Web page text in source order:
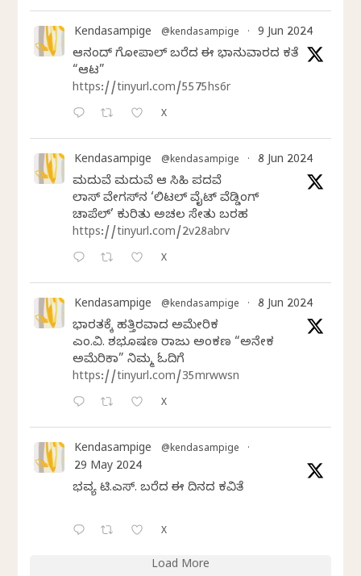
Kendasampige @kendasampige · 9 Jun 2024
ಆನಂದ್‌ ಗೋಪಾಲ್‌ ಬರೆದ ಈ ಭಾನುವಾರದ ಕತೆ
“ಆಟ”
https://tinyurl.com/5575hs6r
X
Kendasampige @kendasampige · 8 Jun 2024
ಮದುವೆ ಮದುವೆ ಆ ಸಿಹಿ ಪದವೆ
ಲಾಸ್‌ ವೇಗಸ್‌ನ ‘ಲಿಟಲ್ ವೈಟ್ ವೆಡ್ಡಿಂಗ್
ಚಾಪೆಲ್’ ಕುರಿತು ಅಚಲ ಸೇತು ಬರಹ
https://tinyurl.com/2v28abrv
X
Kendasampige @kendasampige · 8 Jun 2024
ಭಾರತಕ್ಕೆ ಹತ್ತಿರವಾದ ಅಮೇರಿಕ
ಎಂ.ವಿ. ಶಶಿಭೂಷಣ ರಾಜು ಅಂಕಣ “ಅನೇಕ
ಅಮೆರಿಕಾ” ನಿಮ್ಮ ಓದಿಗೆ
https://tinyurl.com/35mrwwsn
X
Kendasampige @kendasampige ·
29 May 2024
ಭವ್ಯ ಟಿ.ಎಸ್. ಬರೆದ ಈ ದಿನದ ಕವಿತೆ
X
Load More